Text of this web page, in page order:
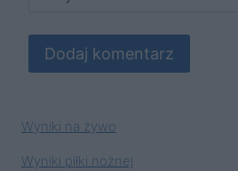
Wyniki na żywo
Wyniki piłki nożnej